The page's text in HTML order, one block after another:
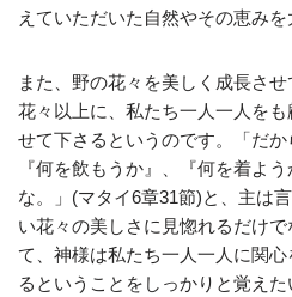
えていただいた自然やその恵みを
また、野の花々を美しく成長さ
花々以上に、私たち一人一人を
せて下さるというのです。「だか
『何を飲もうか』、『何を着よ
な。」(マタイ6章31節)と、主は
い花々の美しさに見惚れるだけ
て、神様は私たち一人一人に関
るということをしっかりと覚えた